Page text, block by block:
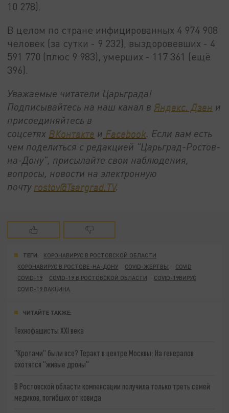
10 278).
В целом по стране инфицированных 4 974 908
человек (за сутки - 9 232), выздоровевших - 4
591 770 (плюс 9 983), умерших - 117 361 (ещё
396).
Уважаемые читатели Царьграда!
Подписывайтесь на наш канал в Яндекс. Дзен и
присоединяйтесь в
соцсетях ВКонтакте и Facebook. Если вам есть
чем поделиться с редакцией "Царьград-Ростов-
на-Дону", присылайте свои наблюдения,
вопросы, новости на электронную
почту rostov@Tsargrad.TV.
ТЕГИ:
КОРОНАВИРУС В РОСТОВСКОЙ ОБЛАСТИ
КОРОНАВИРУС В РОСТОВЕ-НА-ДОНУ
COVID-ЖЕРТВЫ
COVID
COVID-19
COVID-19 В РОСТОВСКОЙ ОБЛАСТИ
COVID-19ВИРУС
COVID-19 ВАКЦИНА
ЧИТАЙТЕ ТАКЖЕ:
Технофашисты XXI века
"Кротами" были все? Теракт в центре Москвы: На генералов
охотятся "живые дроны"
В Ростовской области компенсации получила только треть семей
медиков, погибших от ковида